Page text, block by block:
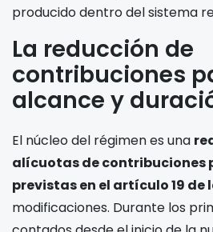
producido dentro del sistema
La reducción de
contribuciones
alcance y
El núcleo del régimen es una
alícuotas de contribuciones
previstas en el artículo 19 de
modificaciones. Durante los